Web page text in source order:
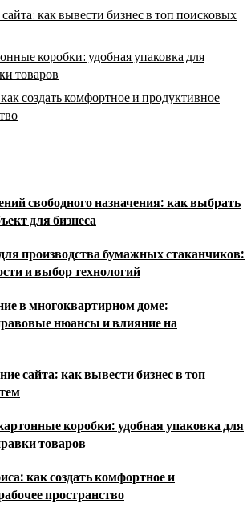
как вывести бизнес в топ поисковых
коробки: удобная упаковка для
товаров
создать комфортное и продуктивное
свободного назначения: как выбрать
для бизнеса
производства бумажных стаканчиков:
и выбор технологий
в многоквартирном доме:
нюансы и влияние на
сайта: как вывести бизнес в топ
коробки: удобная упаковка для
товаров
как создать комфортное и
пространство